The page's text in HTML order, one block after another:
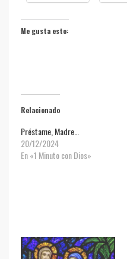
Me gusta esto:
Relacionado
Préstame, Madre…
20/12/2024
En «1 Minuto con Dios»